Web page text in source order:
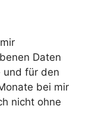
Daten
und für den
bei mir
nicht ohne